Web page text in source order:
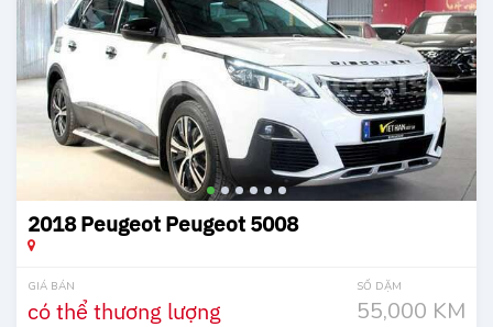
2018 Peugeot Peugeot 5008
GIÁ BÁN
có thể thương lượng
SỐ DẶM
55,000 KM